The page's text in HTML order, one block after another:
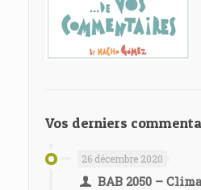
Vos derniers
26 décembre 2020
BAB 2050 –